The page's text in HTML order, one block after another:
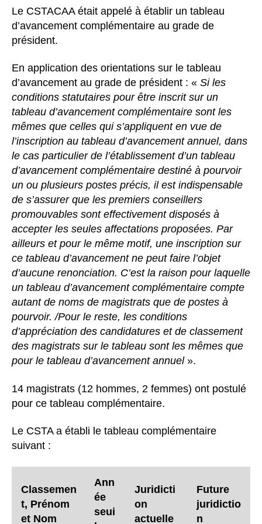
Le CSTACAA était appelé à établir un tableau
d’avancement complémentaire au grade de
président.
En application des orientations sur le tableau
d’avancement au grade de président : « Si les
conditions statutaires pour être inscrit sur un
tableau d’avancement complémentaire sont les
mêmes que celles qui s’appliquent en vue de
l’inscription au tableau d’avancement annuel, dans
le cas particulier de l’établissement d’un tableau
d’avancement complémentaire destiné à pourvoir
un ou plusieurs postes précis, il est indispensable
de s’assurer que les premiers conseillers
promouvables sont effectivement disposés à
accepter les seules affectations proposées. Par
ailleurs et pour le même motif, une inscription sur
ce tableau d’avancement ne peut faire l’objet
d’aucune renonciation. C’est la raison pour laquelle
un tableau d’avancement complémentaire compte
autant de noms de magistrats que de postes à
pourvoir. /Pour le reste, les conditions
d’appréciation des candidatures et de classement
des magistrats sur le tableau sont les mêmes que
pour le tableau d’avancement annuel».
14 magistrats (12 hommes, 2 femmes) ont postulé
pour ce tableau complémentaire.
Le CSTA a établi le tableau complémentaire
suivant :
Classemen
t, Prénom
et Nom
Ann
ée
seui
Juridicti
on
actuelle
Future
juridictio
n